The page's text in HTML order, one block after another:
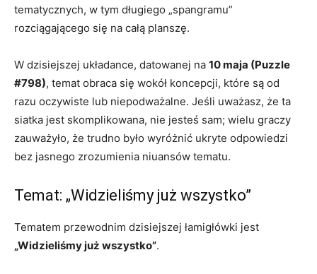
tematycznych, w tym długiego „spangramu”
rozciągającego się na całą planszę.
W dzisiejszej układance, datowanej na 10 maja (Puzzle
#798), temat obraca się wokół koncepcji, które są od
razu oczywiste lub niepodważalne. Jeśli uważasz, że ta
siatka jest skomplikowana, nie jesteś sam; wielu graczy
zauważyło, że trudno było wyróżnić ukryte odpowiedzi
bez jasnego zrozumienia niuansów tematu.
Temat: „Widzieliśmy już wszystko”
Tematem przewodnim dzisiejszej łamigłówki jest
„Widzieliśmy już wszystko”.